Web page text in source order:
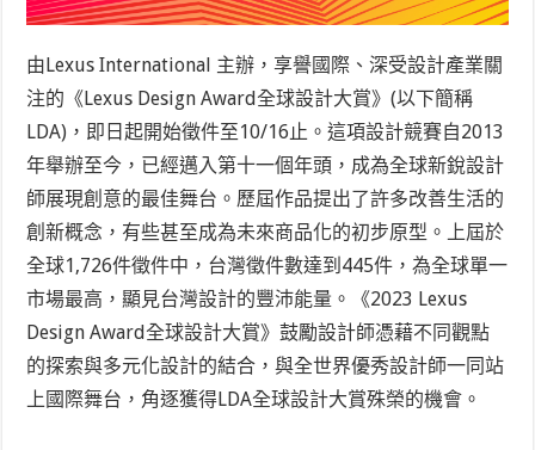
由Lexus International 主辦，享譽國際、深受設計產業關
注的《Lexus Design Award全球設計大賞》(以下簡稱
LDA)，即日起開始徵件至10/16止。這項設計競賽自2013
年舉辦至今，已經邁入第十一個年頭，成為全球新銳設計
師展現創意的最佳舞台。歷屆作品提出了許多改善生活的
創新概念，有些甚至成為未來商品化的初步原型。上屆於
全球1,726件徵件中，台灣徵件數達到445件，為全球單一
市場最高，顯見台灣設計的豐沛能量。《2023 Lexus
Design Award全球設計大賞》鼓勵設計師憑藉不同觀點
的探索與多元化設計的結合，與全世界優秀設計師一同站
上國際舞台，角逐獲得LDA全球設計大賞殊榮的機會。